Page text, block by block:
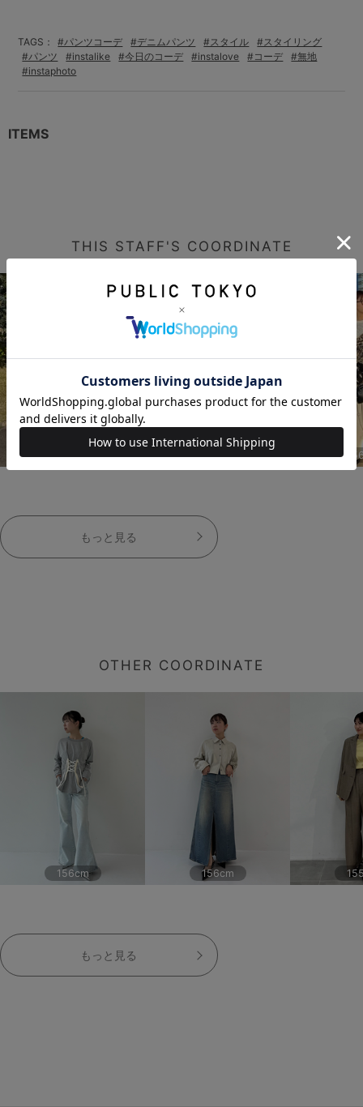
TAGS： #パンツコーデ #デニムパンツ #スタイル
#スタイリング
#パンツ
#instalike #今日のコーデ #instalove #コーデ
#無地
#instaphoto
ITEMS
THIS STAFF'S COORDINATE
156cm 156cm
もっと見る
OTHER COORDINATE
156cm 156cm
もっと見る